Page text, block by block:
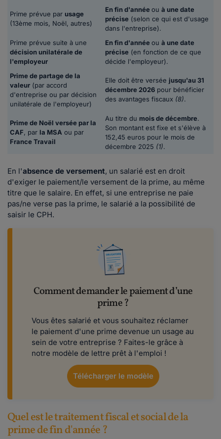
Prime prévue par usage
(13ème mois, Noël, autres)
En fin d'annéeou à une date
précise (selon ce qui est d'usage
dans l'entreprise).
Prime prévue suite à une
décision unilatérale de
l'employeur
En fin d'annéeou à une date
précise (en fonction de ce que
décide l'employeur).
Prime de partage de la
valeur (par accord
d'entreprise ou par décision
unilatérale de l'employeur)
Elle doit être versée jusqu'au 31
décembre 2026 pour bénéficier
des avantages fiscaux (8).
Prime de Noël versée par la
CAF, par la MSA ou par
France Travail
Au titre du mois de décembre.
Son montant est fixe et s'élève à
152,45 euros pour le mois de
décembre 2025 (1).
En l'absence de versement, un salarié est en droit
d'exiger le paiement/le versement de la prime, au même
titre que le salaire. En effet, si une entreprise ne paie
pas/ne verse pas la prime, le salarié a la possibilité de
saisir le CPH.
Comment demander le paiement d’une
prime ?
Vous êtes salarié et vous souhaitez réclamer
le paiement d'une prime devenue un usage au
sein de votre entreprise ? Faites-le grâce à
notre modèle de lettre prêt à l'emploi !
Télécharger le modèle
Quel est le traitement fiscal et social de la
prime de fin d'année ?